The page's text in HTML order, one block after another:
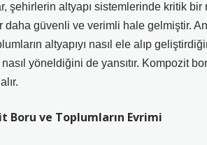
şehirlerin altyapı sistemlerinde kritik
daha güvenli ve verimli hale gelmiştir.
altyapıyı nasıl ele alıp
yöneldiğini de yansıtır. Kompozit
Boru ve Toplumların Evrimi